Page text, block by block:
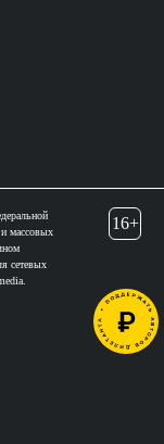
массовых
сетевых
16+